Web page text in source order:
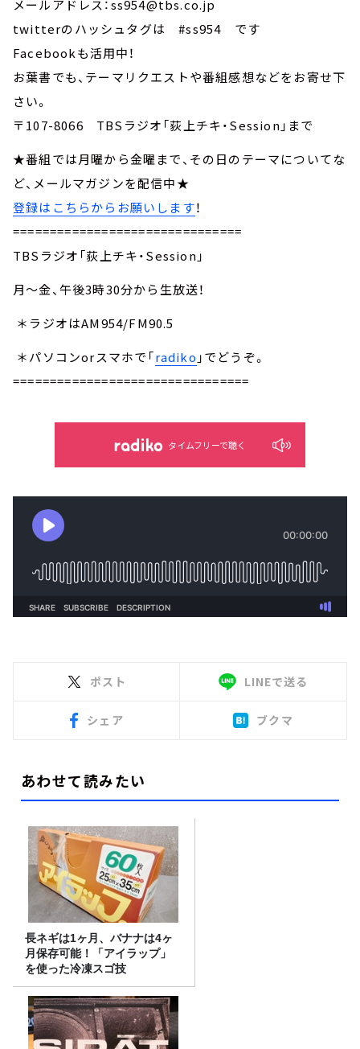
メールアドレス：ss954@tbs.co.jp
twitterのハッシュタグは #ss954 です
Facebookも活用中！
お葉書でも、テーマリクエストや番組感想などをお寄せ下
さい。
〒107-8066 TBSラジオ「荻上チキ・Session」まで
★番組では月曜から金曜まで、その日のテーマについてな
ど、メールマガジンを配信中★
登録はこちらからお願いします！
===============================
TBSラジオ「荻上チキ・Session」
月～金、午後3時30分から生放送！
＊ラジオはAM954/FM90.5
＊パソコンorスマホで「radiko 」でどうぞ。
================================
タイムフリーで聴く
ポスト LINEで送る
シェア ブクマ
あわせて読みたい
長ネギは1ヶ月、バナナは4ヶ
月保存可能！「アイラップ」
を使った冷凍スゴ技